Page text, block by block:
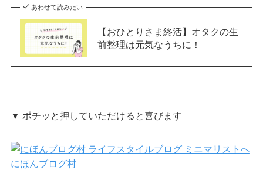
あわせて読みたい
【おひとりさま終活】オタクの生
前整理は元気なうちに！
▼ ポチッと押していただけると喜びます
にほんブログ村